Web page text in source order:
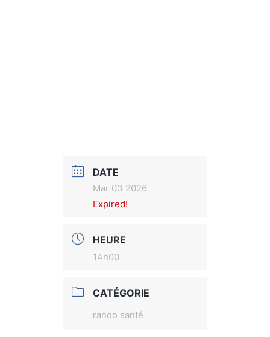
DATE
Mar 03 2026
Expired!
HEURE
14h00
CATÉGORIE
rando santé